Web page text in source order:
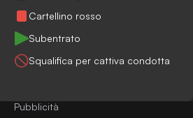
Cartellino rosso
Subentrato
Squalifica per cattiva condotta
Pubblicità